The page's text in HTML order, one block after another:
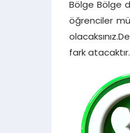
Bölge Bölge
öğrenciler
fark atacaktır.